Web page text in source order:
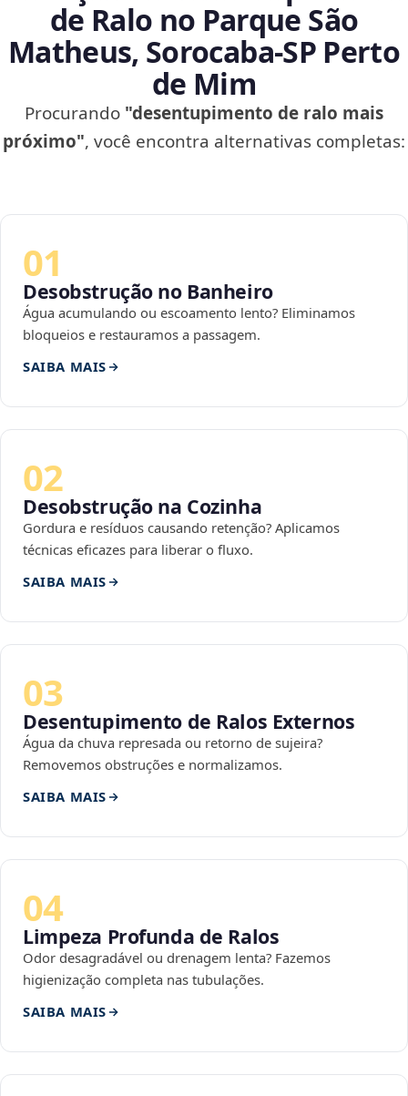
de Ralo no Parque São
Matheus, Sorocaba‑SP Perto
de Mim
Procurando "desentupimento de ralo mais
próximo", você encontra alternativas completas:
01
Desobstrução no Banheiro
Água acumulando ou escoamento lento? Eliminamos
bloqueios e restauramos a passagem.
SAIBA MAIS
02
Desobstrução na Cozinha
Gordura e resíduos causando retenção? Aplicamos
técnicas eficazes para liberar o fluxo.
SAIBA MAIS
03
Desentupimento de Ralos Externos
Água da chuva represada ou retorno de sujeira?
Removemos obstruções e normalizamos.
SAIBA MAIS
04
Limpeza Profunda de Ralos
Odor desagradável ou drenagem lenta? Fazemos
higienização completa nas tubulações.
SAIBA MAIS